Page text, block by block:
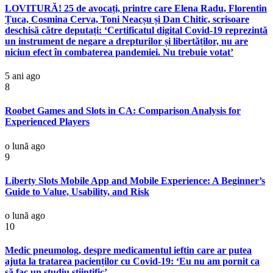
LOVITURĂ! 25 de avocați, printre care Elena Radu, Florentin
Țuca, Cosmina Cerva, Toni Neacșu și Dan Chitic, scrisoare
deschisă către deputați: ‘Certificatul digital Covid-19 reprezintă
un instrument de negare a drepturilor și libertăților, nu are
niciun efect în combaterea pandemiei. Nu trebuie votat’
5 ani ago
8
Roobet Games and Slots in CA: Comparison Analysis for
Experienced Players
o lună ago
9
Liberty Slots Mobile App and Mobile Experience: A Beginner’s
Guide to Value, Usability, and Risk
o lună ago
10
Medic pneumolog, despre medicamentul ieftin care ar putea
ajuta la tratarea pacienților cu Covid-19: ‘Eu nu am pornit ca